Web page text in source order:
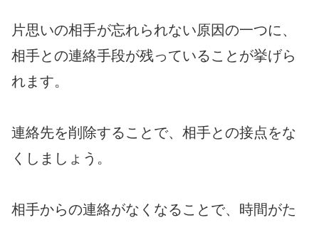
片思いの相手が忘れられない原因の一つに、
相手との連絡手段が残っていることが挙げら
れます。
連絡先を削除することで、相手との接点をな
くしましょう。
相手からの連絡がなくなることで、時間がた